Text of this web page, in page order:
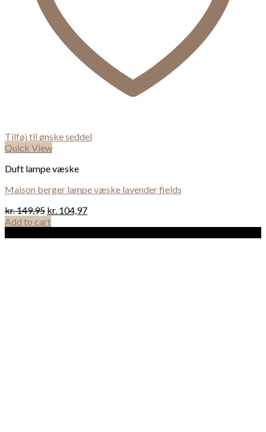
Tilføj til ønske seddel
Quick View
Duft lampe væske
Maison berger lampe væske lavender fields
kr.149,95 kr. 104,97
Add to cart